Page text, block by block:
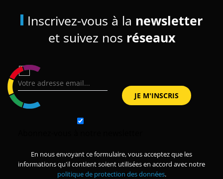
Inscrivez-vous à la newsletter
et suivez nos réseaux
En nous envoyant ce formulaire, vous acceptez que les
informations qu'il contient soient utilisées en accord avec notre
politique de protection des données.